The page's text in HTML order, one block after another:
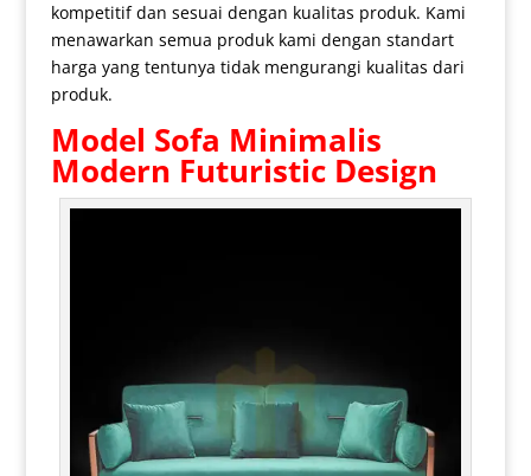
kompetitif dan sesuai dengan kualitas produk. Kami
menawarkan semua produk kami dengan standart
harga yang tentunya tidak mengurangi kualitas dari
produk.
Model Sofa Minimalis
Modern Futuristic Design